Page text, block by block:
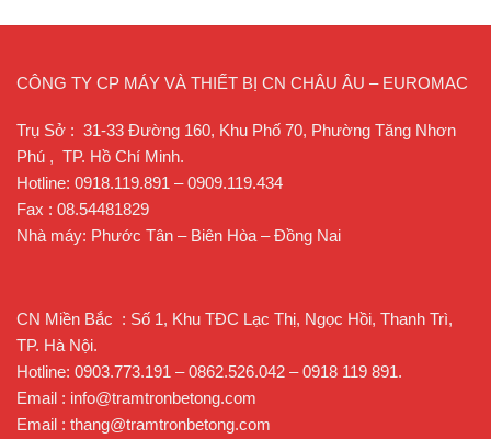
CÔNG TY CP MÁY VÀ THIẾT BỊ CN CHÂU ÂU – EUROMAC
Trụ Sở : 31-33 Đường 160, Khu Phố 70, Phường Tăng Nhơn
Phú , TP. Hồ Chí Minh.
Hotline: 0918.119.891 – 0909.119.434
Fax : 08.54481829
Nhà máy: Phước Tân – Biên Hòa – Đồng Nai
CN Miền Bắc : Số 1, Khu TĐC Lạc Thị, Ngọc Hồi, Thanh Trì,
TP. Hà Nội.
Hotline: 0903.773.191 – 0862.526.042 – 0918 119 891.
Email : info@tramtronbetong.com
Email : thang@tramtronbetong.com